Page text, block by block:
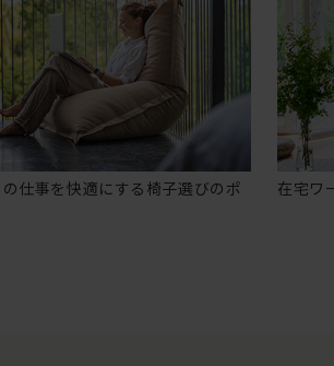
仕事を快適にする椅子選びのポ
在宅ワ